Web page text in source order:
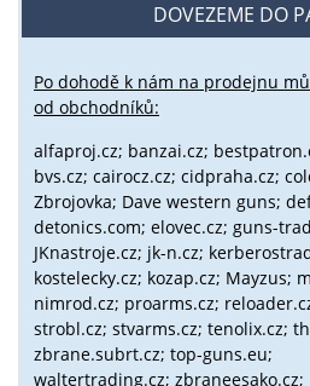
DOVEZEME DO
Po dohodě k nám na prodejnu
od obchodníků:
alfaproj.cz; banzai.cz;
bvs.cz; cairocz.cz; cidpraha.cz;
Zbrojovka; Dave western guns;
detonics.com; elovec.cz; guns-
JKnastroje.cz; jk-n.cz;
kostelecky.cz; kozap.cz; Mayzus;
nimrod.cz; proarms.cz;
strobl.cz; stvarms.cz; tenolix.cz;
zbrane.subrt.cz; top-guns.eu;
waltertrading.cz; zbraneesako.cz;